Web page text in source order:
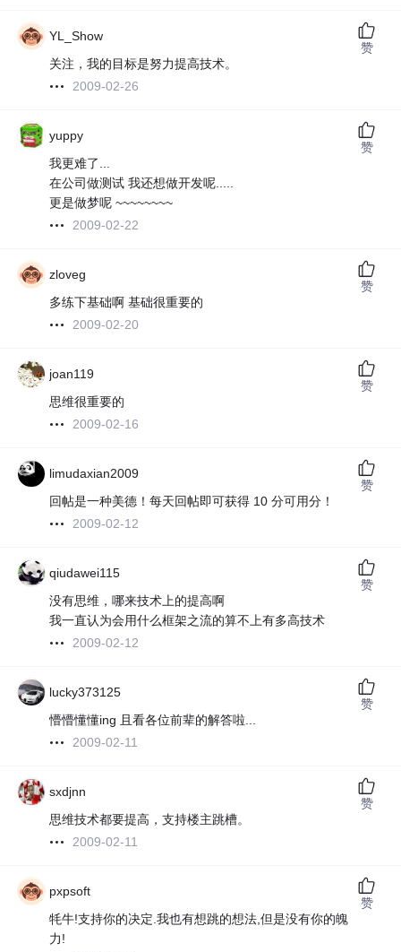
YL_Show
关注，我的目标是努力提高技术。
2009-02-26
赞
yuppy
我更难了...
在公司做测试 我还想做开发呢.....
更是做梦呢 ~~~~~~~~
2009-02-22
赞
zloveg
多练下基础啊 基础很重要的
2009-02-20
赞
joan119
思维很重要的
2009-02-16
赞
limudaxian2009
回帖是一种美德！每天回帖即可获得 10 分可用分！
2009-02-12
赞
qiudawei115
没有思维，哪来技术上的提高啊
我一直认为会用什么框架之流的算不上有多高技术
2009-02-12
赞
lucky373125
懵懵懂懂ing 且看各位前辈的解答啦...
2009-02-11
赞
sxdjnn
思维技术都要提高，支持楼主跳槽。
2009-02-11
赞
pxpsoft
牦牛!支持你的决定.我也有想跳的想法,但是没有你的魄
力!
赞